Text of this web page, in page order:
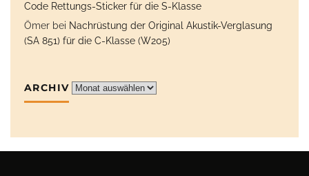
Code Rettungs-Sticker für die S-Klasse
Ömer bei Nachrüstung der Original Akustik-Verglasung
(SA 851) für die C-Klasse (W205)
ARCHIV Archiv